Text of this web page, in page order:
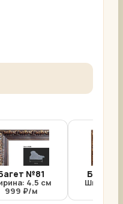
№81
4.5 см
999 ₽/м
Багет
Ширина: